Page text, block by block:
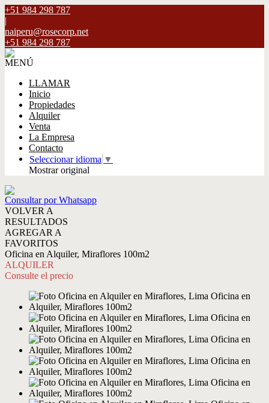
+51 984 298 787
|
naiperu@rosecorp.net
+51 984 298 787
MENÚ
LLAMAR
Inicio
Propiedades
Alquiler
Venta
La Empresa
Contacto
Seleccionar idioma ▼
Mostrar original
Consultar por Whatsapp
VOLVER A
RESULTADOS
AGREGAR A
FAVORITOS
Oficina en Alquiler, Miraflores 100m2
ALQUILER
Consulte el precio